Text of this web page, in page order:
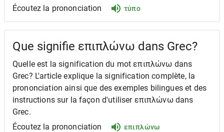
Écoutez la prononciation
τύπο
Que signifie επιπλώνω dans Grec?
Quelle est la signification du mot επιπλώνω dans
Grec? L'article explique la signification complète, la
prononciation ainsi que des exemples bilingues et des
instructions sur la façon d'utiliser επιπλώνω dans
Grec.
Écoutez la prononciation
επιπλώνω